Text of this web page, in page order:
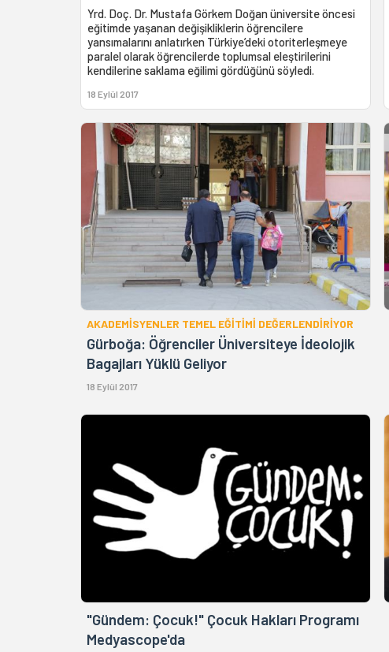
Yrd. Doç. Dr. Mustafa Görkem Doğan üniversite öncesi
eğitimde yaşanan değişikliklerin öğrencilere
yansımalarını anlatırken Türkiye’deki otoriterleşmeye
paralel olarak öğrencilerde toplumsal eleştirilerini
kendilerine saklama eğilimi gördüğünü söyledi.
18 Eylül 2017
AKADEMİSYENLER TEMEL EĞİTİMİ DEĞERLENDİRİYOR
Gürboğa: Öğrenciler Üniversiteye İdeolojik
Bagajları Yüklü Geliyor
18 Eylül 2017
"Gündem: Çocuk!" Çocuk Hakları Programı
Medyascope'da